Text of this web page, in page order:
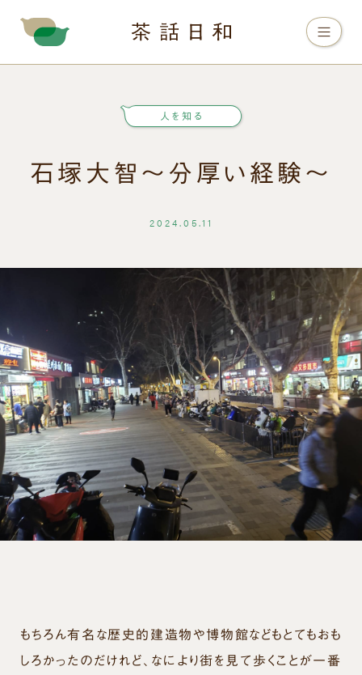
石塚大智〜分厚い経験〜
人を知る
2024.05.11
もちろん有名な歴史的建造物や博物館などもとてもおも
しろかったのだけれど、なにより街を見て歩くことが一番